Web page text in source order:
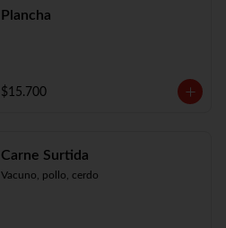
Plancha
$15.700
Carne Surtida
Vacuno, pollo, cerdo